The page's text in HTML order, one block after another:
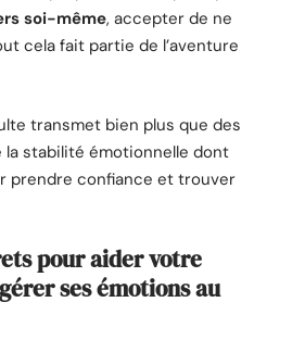
soi-même, accepter de ne
cela fait partie de l’aventure
transmet bien plus que des
la stabilité émotionnelle dont
prendre confiance et trouver
pour aider votre
ses émotions au